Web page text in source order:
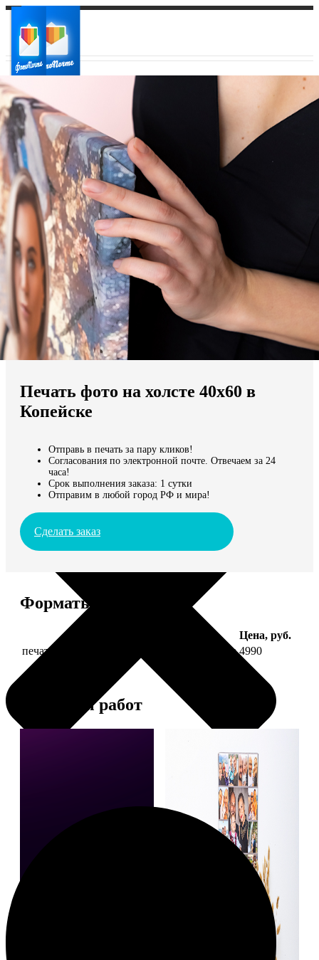
Ваш город:
Ваш регион доставки
Выберите из списка:
Мы доставляем по всему миру
Продолжить без города
Печать фото на холсте 40х60 в
Копейске
Отправь в печать за пару кликов!
Согласования по электронной почте. Отвечаем за 24
часа!
Срок выполнения заказа: 1 сутки
Отправим в любой город РФ и мира!
Сделать заказ
Форматы и цены
Цена, руб.
печать фото на холсте 40х60 на подрамнике 4990
Примеры работ